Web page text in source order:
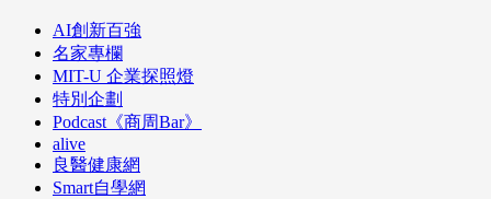
AI創新百強
名家專欄
MIT-U 企業探照燈
特別企劃
Podcast《商周Bar》
alive
良醫健康網
Smart自學網